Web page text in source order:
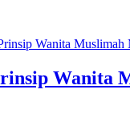
Wanita